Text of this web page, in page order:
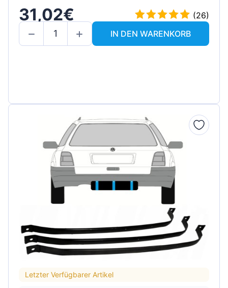
31,02€
(26)
IN DEN WARENKORB
Letzter Verfügbarer Artikel